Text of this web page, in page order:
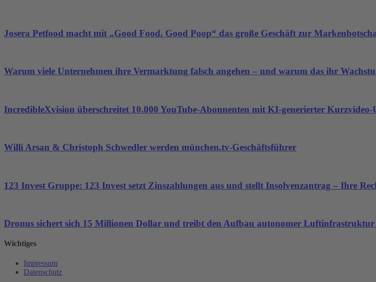
Josera Petfood macht mit „Good Food. Good Poop“ das große Geschäft zur
Warum viele Unternehmen ihre Vermarktung falsch angehen – und warum das ihr
IncredibleXvision überschreitet 10.000 YouTube-Abonnenten mit KI-generierter
Willi Arsan & Christoph Schwedler werden münchen.tv-Geschäftsführer
123 Invest Gruppe: 123 Invest setzt Zinszahlungen aus und stellt Insolvenzantrag – Ihre
Dronus sichert sich 15 Millionen Dollar und treibt den Aufbau autonomer
Wichtiges
Impressum
Datenschutz